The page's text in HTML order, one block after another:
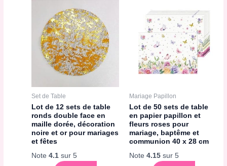
Set de Table
Lot de 12 sets de table
ronds double face en
maille dorée, décoration
noire et or pour mariages
et fêtes
Note4.1 sur 5
Mariage Papillon
Lot de 50 sets de table
en papier papillon et
fleurs roses pour
mariage, baptême et
communion 40 x 28 cm
Note 4.15sur 5